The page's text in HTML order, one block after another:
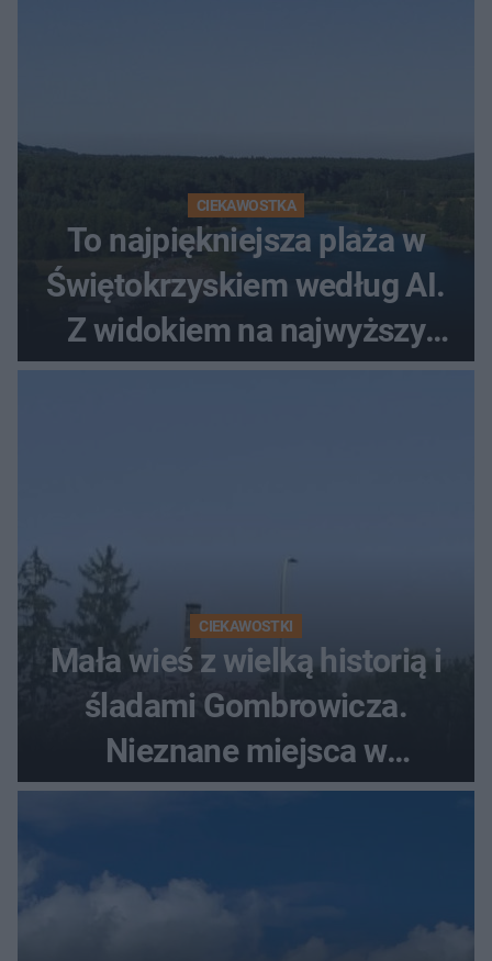
CIEKAWOSTKA
To najpiękniejsza plaża w
Świętokrzyskiem według AI.
Z widokiem na najwyższy
szczyt Gór Świętokrzyskich
CIEKAWOSTKI
Mała wieś z wielką historią i
śladami Gombrowicza.
Nieznane miejsca w
Świętokrzyskiem